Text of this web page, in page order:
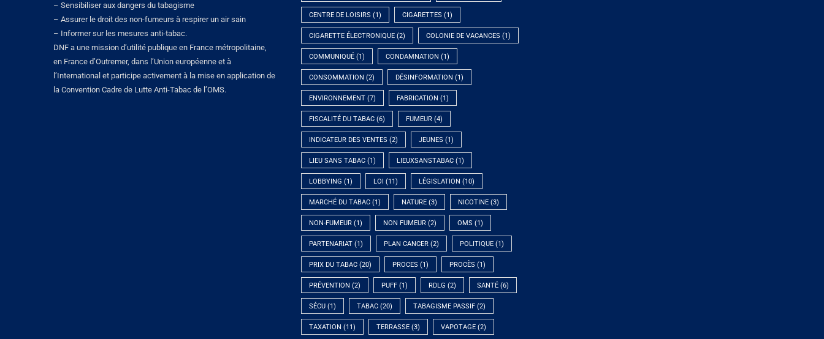
– Sensibiliser aux dangers du tabagisme
– Assurer le droit des non-fumeurs à respirer un air sain
– Informer sur les mesures anti-tabac.
DNF a une mission d’utilité publique en France métropolitaine,
en France d’Outremer, dans l’Union européenne et à
l’International et participe activement à la mise en application de
la Convention Cadre de Lutte Anti-Tabac de l’OMS.
CENTRE DE LOISIRS (1) CIGARETTES (1)
CIGARETTE ÉLECTRONIQUE(2) COLONIE DE VACANCES (1)
COMMUNIQUÉ(1) CONDAMNATION (1)
CONSOMMATION (2) DÉSINFORMATION (1)
ENVIRONNEMENT(7) FABRICATION (1)
FISCALITÉ DU TABAC(6) FUMEUR(4)
INDICATEUR DES VENTES (2) JEUNES (1)
LIEU SANS TABAC(1) LIEUXSANSTABAC(1)
LOBBYING (1) LOI (11) LÉGISLATION (10)
MARCHÉ DU TABAC(1) NATURE(3) NICOTINE(3)
NON-FUMEUR(1) NON FUMEUR(2) OMS (1)
PARTENARIAT(1) PLAN CANCER(2) POLITIQUE(1)
PRIX DU TABAC(20) PROCES (1) PROCÈS (1)
PRÉVENTION (2) PUFF(1) RDLG (2) SANTÉ(6)
SÉCU(1) TABAC(20) TABAGISME PASSIF(2)
TAXATION (11) TERRASSE(3) VAPOTAGE(2)